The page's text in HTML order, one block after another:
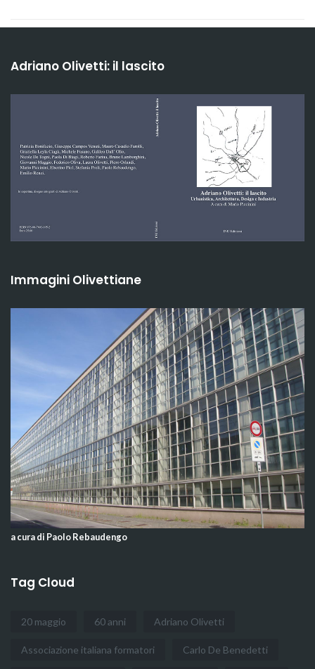
Adriano Olivetti: il lascito
Immagini Olivettiane
a cura di Paolo Rebaudengo
Tag Cloud
20 maggio 60 anni Adriano Olivetti
Associazione italiana formatori Carlo De Benedetti